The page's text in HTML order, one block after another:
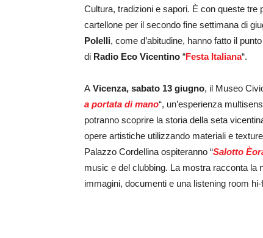
Cultura, tradizioni e sapori. È con queste
cartellone per il secondo fine settimana di
Polelli, come d’abitudine, hanno fatto il
di Radio Eco Vicentino “Festa Italiana“.
A Vicenza, sabato 13 giugno, il Museo
a portata di mano“, un’esperienza
potranno scoprire la storia della seta
opere artistiche utilizzando materiali e
Palazzo Cordellina ospiteranno “Salotto
music e del clubbing. La mostra racconta
immagini, documenti e una listening room